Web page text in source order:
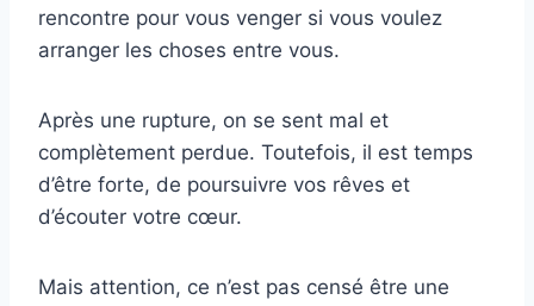
rencontre pour vous venger si vous voulez
arranger les choses entre vous.
Après une rupture, on se sent mal et
complètement perdue. Toutefois, il est temps
d’être forte, de poursuivre vos rêves et
d’écouter votre cœur.
Mais attention, ce n’est pas censé être une